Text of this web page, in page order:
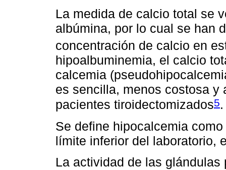
La medida de calcio total se
albúmina, por lo cual se han
concentración de calcio en
hipoalbuminemia, el calcio
calcemia
es sencilla, menos costosa y
pacientes tiroidectomizados5.
Se define hipocalcemia
límite inferior del laboratorio,
La actividad de las